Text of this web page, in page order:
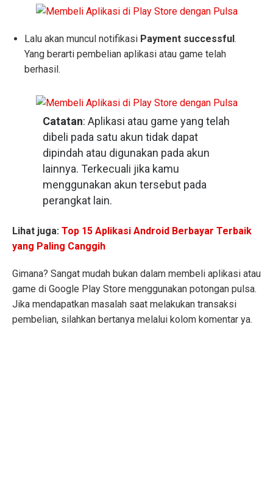
Lalu akan muncul notifikasi Payment successful .
Yang berarti pembelian aplikasi atau game telah
berhasil.
Catatan: Aplikasi atau game yang telah
dibeli pada satu akun tidak dapat
dipindah atau digunakan pada akun
lainnya. Terkecuali jika kamu
menggunakan akun tersebut pada
perangkat lain.
Lihat juga: Top 15 Aplikasi Android Berbayar Terbaik
yang Paling Canggih
Gimana? Sangat mudah bukan dalam membeli aplikasi atau
game di Google Play Store menggunakan potongan pulsa.
Jika mendapatkan masalah saat melakukan transaksi
pembelian, silahkan bertanya melalui kolom komentar ya.